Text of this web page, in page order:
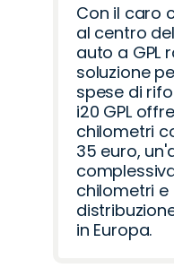
Con il caro
al centro
auto a GPL
soluzione
spese di
i20 GPL
chilometri
35 euro,
chilometri e
in Europa.